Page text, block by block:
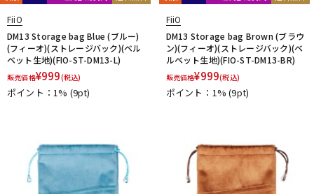
Palmer PhoenixAudio
Pioneer DJ
Placid Audio PMC
PreSonus
PRIMACOUSTIC
Primo PrismSound
PROIDEA
Protection Racket
Providence Pueblo Audio
PULSE
Purple audio
Radial
Rational Acoustics
reloop
reProducer Audio Rhapsodio
RODE
Samar Audio Design
sanken SANWA SUPPLY
SCHOEPS
sE Electronics
Seide
Shadow Hills Industries
SHINYA’S STUDIO
SHIZUKA
FiiO
DM13 Storage bag Blue (ブルー)
(フィーオ)(ストレージバック)(ベル
ベット生地)(FIO-ST-DM13-L)
販売価格¥999(税込)
ポイント：1% (9pt)
FiiO
DM13 Storage bag Brown (ブラウ
ン)(フィーオ)(ストレージバック)(ベ
ルベット生地)(FIO-ST-DM13-BR)
販売価格¥999(税込)
ポイント：1%(9pt)